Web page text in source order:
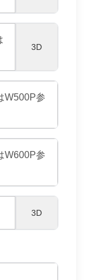
3D
W500P参
W600P参
3D